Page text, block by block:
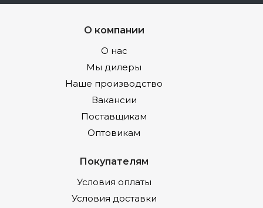
О компании
О нас
Мы дилеры
Наше производство
Вакансии
Поставщикам
Оптовикам
Покупателям
Условия оплаты
Условия доставки